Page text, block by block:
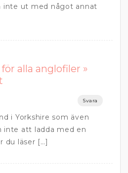
inte ut med något annat
alla anglofiler »
Svara
i Yorkshire som även
inte att ladda med en
du läser […]